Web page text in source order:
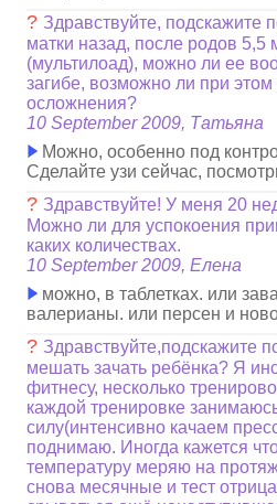
? Здравствуйте, подскажите
матки назад, после родов 5,5
(мультилоад), можно ли ее
загибе, возможно ли при
осложнения?
10 September 2009, Татьяна
Можно, особенно под
Сделайте узи сейчас,
? Здравствуйте! У меня 20
Можно ли для успокоения
каких количествах.
10 September 2009, Елена
можно, в таблетках. или
валерианы. или персен и
? Здравствуйте,подскажите
мешать зачать ребёнка? Я
фитнесу, несколько
каждой тренировке
силу(интенсивно качаем
поднимаю. Иногда кажется
температуру меряю на
снова месячные и тест